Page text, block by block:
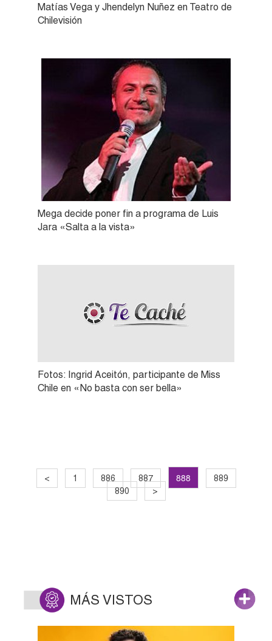
Matías Vega y Jhendelyn Nuñez en Teatro de
Chilevisión
Mega decide poner fin a programa de Luis
Jara «Salta a la vista»
Fotos: Ingrid Aceitón, participante de Miss
Chile en «No basta con ser bella»
< 1 886 887 888
889
890
>
MÁS VISTOS